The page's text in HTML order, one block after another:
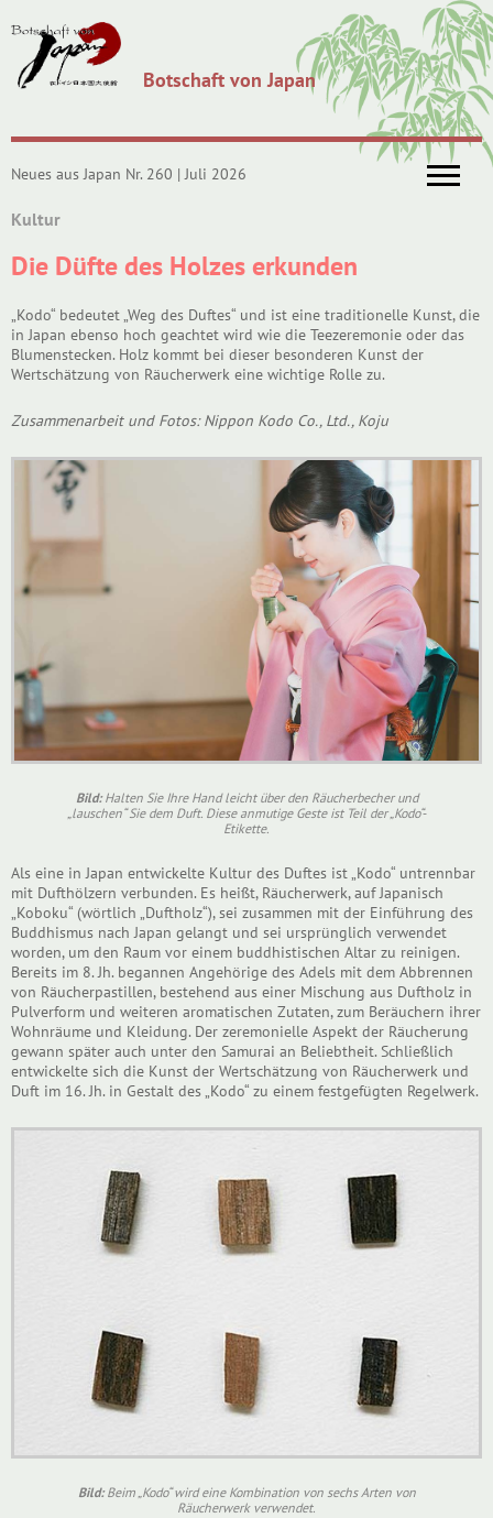
Botschaft von Japan
Neues aus Japan Nr. 260 | Juli 2026
Kultur
Die Düfte des Holzes erkunden
„Kodo“ bedeutet „Weg des Duftes“ und ist eine traditionelle Kunst, die
in Japan ebenso hoch geachtet wird wie die Teezeremonie oder das
Blumenstecken. Holz kommt bei dieser besonderen Kunst der
Wertschätzung von Räucherwerk eine wichtige Rolle zu.
Zusammenarbeit und Fotos: Nippon Kodo Co., Ltd., Koju
Bild:Halten Sie Ihre Hand leicht über den Räucherbecher und
„lauschen“ Sie dem Duft. Diese anmutige Geste ist Teil der „Kodo“-
Etikette.
Als eine in Japan entwickelte Kultur des Duftes ist „Kodo“ untrennbar
mit Dufthölzern verbunden. Es heißt, Räucherwerk, auf Japanisch
„Koboku“ (wörtlich „Duftholz“), sei zusammen mit der Einführung des
Buddhismus nach Japan gelangt und sei ursprünglich verwendet
worden, um den Raum vor einem buddhistischen Altar zu reinigen.
Bereits im 8. Jh. begannen Angehörige des Adels mit dem Abbrennen
von Räucherpastillen, bestehend aus einer Mischung aus Duftholz in
Pulverform und weiteren aromatischen Zutaten, zum Beräuchern ihrer
Wohnräume und Kleidung. Der zeremonielle Aspekt der Räucherung
gewann später auch unter den Samurai an Beliebtheit. Schließlich
entwickelte sich die Kunst der Wertschätzung von Räucherwerk und
Duft im 16. Jh. in Gestalt des „Kodo“ zu einem festgefügten Regelwerk.
Bild:Beim „Kodo“ wird eine Kombination von sechs Arten von
Räucherwerk verwendet.